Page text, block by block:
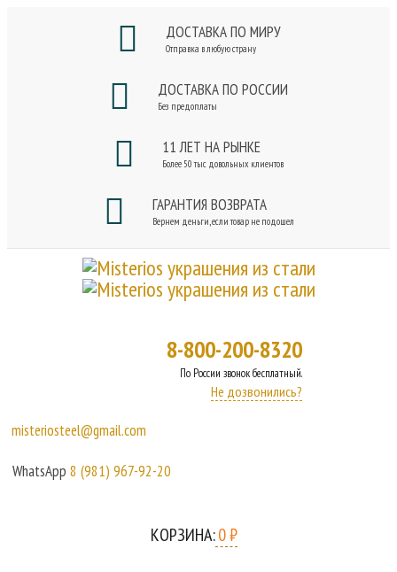
ДОСТАВКА ПО МИРУ
Отправка в любую страну
ДОСТАВКА ПО РОССИИ
Без предоплаты
11 ЛЕТ НА РЫНКЕ
Более 50 тыс довольных клиентов
ГАРАНТИЯ ВОЗВРАТА
Вернем деньги, если товар не подошел
8-800-200-8320
По России звонок бесплатный.
Не дозвонились?
misteriosteel@gmail.com
WhatsApp 8 (981) 967-92-20
КОРЗИНА:0 ₽